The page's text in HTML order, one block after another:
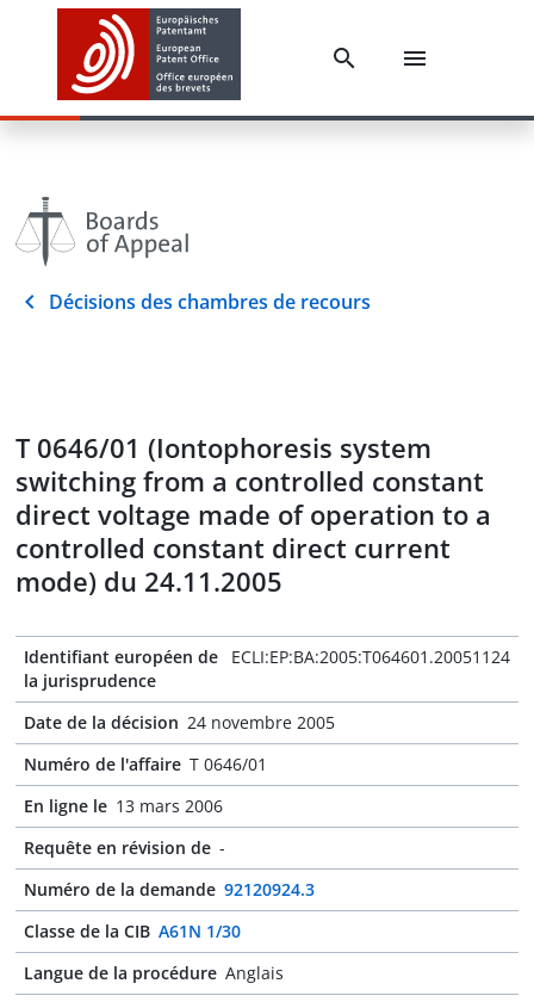
Décisions des chambres de recours
T 0646/01 (Iontophoresis system
switching from a controlled constant
direct voltage made of operation to a
controlled constant direct current
mode) du 24.11.2005
Identifiant européen de
la jurisprudence
ECLI:EP:BA:2005:T064601.20051124
Date de la décision 24 novembre 2005
Numéro de l'affaire T 0646/01
En ligne le 13 mars 2006
Requête en révision de -
Numéro de la demande 92120924.3
Classe de la CIB A61N 1/30
Langue de la procédure Anglais